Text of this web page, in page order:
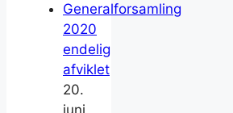
Generalforsamling
2020
endelig
afviklet
20.